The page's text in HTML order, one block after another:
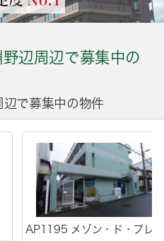
辺周辺で募集中の
で募集中の物件
AP1195 メゾン・ド・プレー